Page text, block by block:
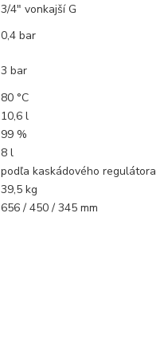
3/4" vonkajší G
0,4 bar
3 bar
80 °C
10,6 l
99 %
8 l
podľa kaskádového regulátora
39,5 kg
656 / 450 / 345 mm